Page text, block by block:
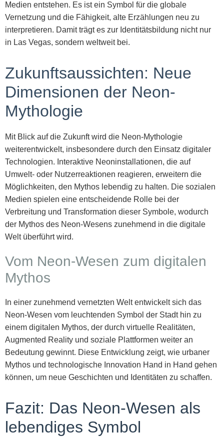
Medien entstehen. Es ist ein Symbol für die globale
Vernetzung und die Fähigkeit, alte Erzählungen neu zu
interpretieren. Damit trägt es zur Identitätsbildung nicht nur
in Las Vegas, sondern weltweit bei.
Zukunftsaussichten: Neue
Dimensionen der Neon-
Mythologie
Mit Blick auf die Zukunft wird die Neon-Mythologie
weiterentwickelt, insbesondere durch den Einsatz digitaler
Technologien. Interaktive Neoninstallationen, die auf
Umwelt- oder Nutzerreaktionen reagieren, erweitern die
Möglichkeiten, den Mythos lebendig zu halten. Die sozialen
Medien spielen eine entscheidende Rolle bei der
Verbreitung und Transformation dieser Symbole, wodurch
der Mythos des Neon-Wesens zunehmend in die digitale
Welt überführt wird.
Vom Neon-Wesen zum digitalen
Mythos
In einer zunehmend vernetzten Welt entwickelt sich das
Neon-Wesen vom leuchtenden Symbol der Stadt hin zu
einem digitalen Mythos, der durch virtuelle Realitäten,
Augmented Reality und soziale Plattformen weiter an
Bedeutung gewinnt. Diese Entwicklung zeigt, wie urbaner
Mythos und technologische Innovation Hand in Hand gehen
können, um neue Geschichten und Identitäten zu schaffen.
Fazit: Das Neon-Wesen als
lebendiges Symbol